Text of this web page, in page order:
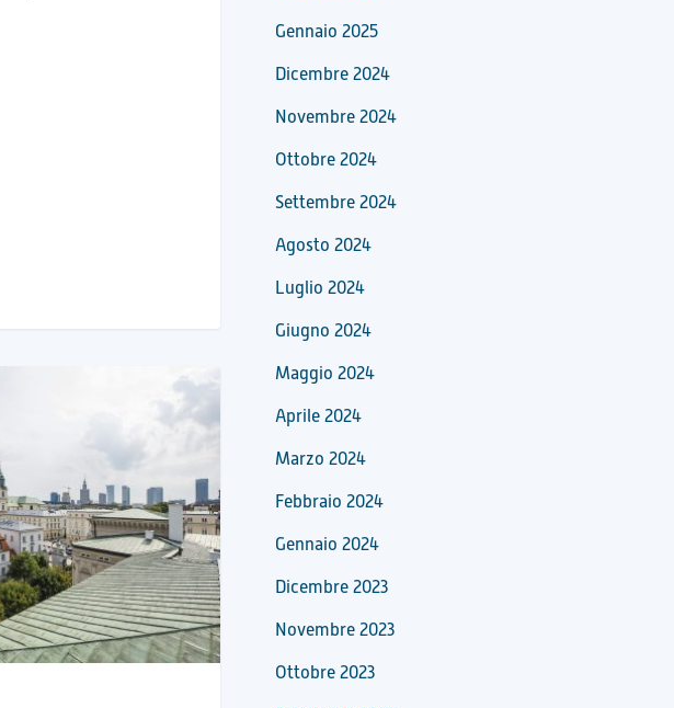
Gennaio 2025
Dicembre 2024
Novembre 2024
Ottobre 2024
Settembre 2024
Agosto 2024
Luglio 2024
Giugno 2024
Maggio 2024
Aprile 2024
Marzo 2024
Febbraio 2024
Gennaio 2024
Dicembre 2023
Novembre 2023
Ottobre 2023